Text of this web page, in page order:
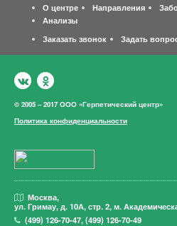
О центре
Направления
Анализы
Заказать звонок
Задать
© 2005 – 2017 ООО «Герпетический центр»
Политика конфиденциальности
Москва,
ул. Гримау, д. 10А, стр. 2, м.
(499)126-70-47,(499)126-70-49